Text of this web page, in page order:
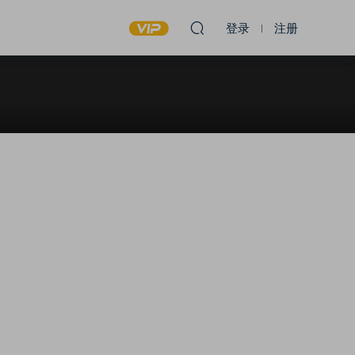
登录 注册